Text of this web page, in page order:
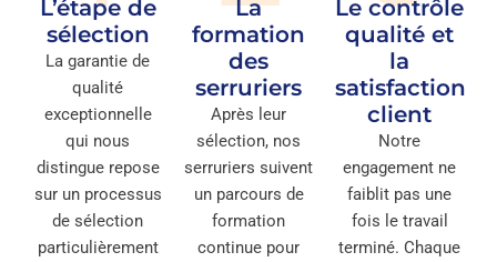
L’étape de
sélection
La garantie de
qualité
exceptionnelle
qui nous
distingue repose
sur un processus
de sélection
particulièrement
La
formation
des
serruriers
Après leur
sélection, nos
serruriers suivent
un parcours de
formation
continue pour
Le contrôle
qualité et
la
satisfaction
client
Notre
engagement ne
faiblit pas une
fois le travail
terminé. Chaque